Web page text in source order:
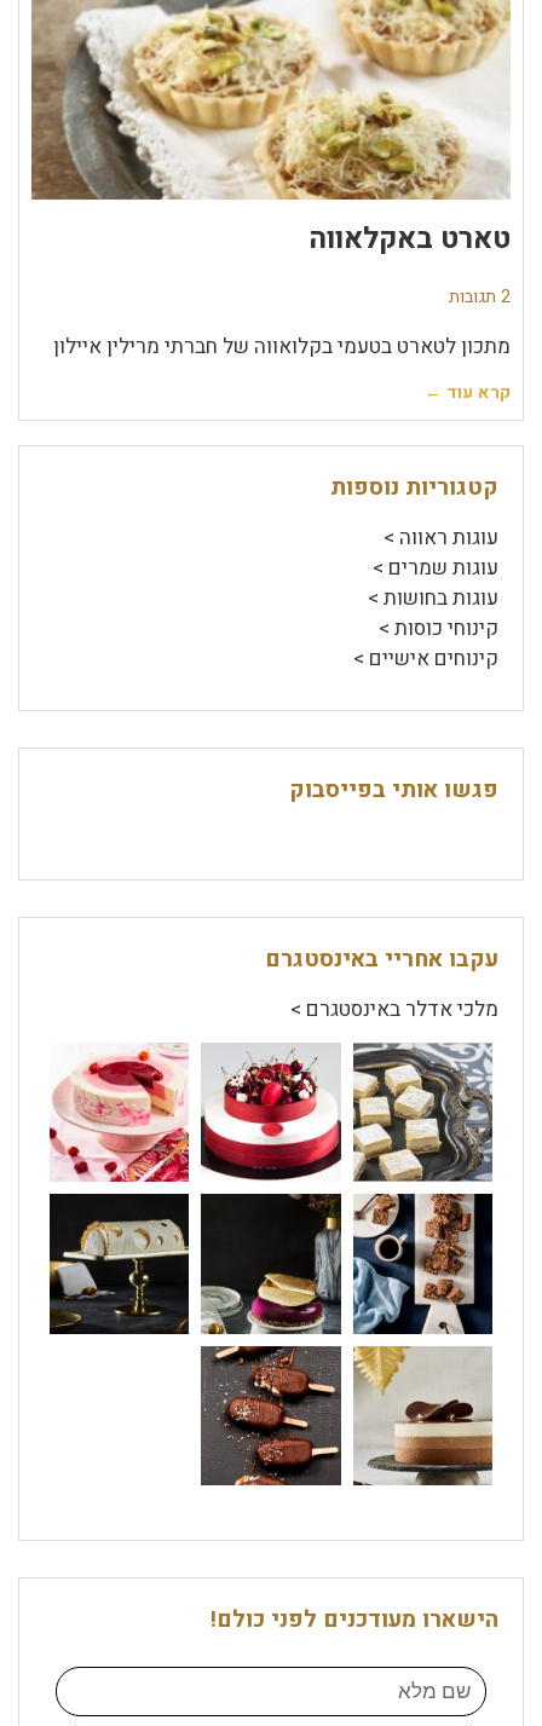
טארט באקלאווה
2 תגובות
מתכון לטארט בטעמי בקלואווה של חברתי מרילין איילון
קרא עוד ←
קטגוריות נוספות
עוגות ראווה >
עוגות שמרים >
עוגות בחושות >
קינוחי כוסות >
קינוחים אישיים >
פגשו אותי בפייסבוק
עקבו אחריי באינסטגרם
מלכי אדלר באינסטגרם >
הישארו מעודכנים לפני כולם!